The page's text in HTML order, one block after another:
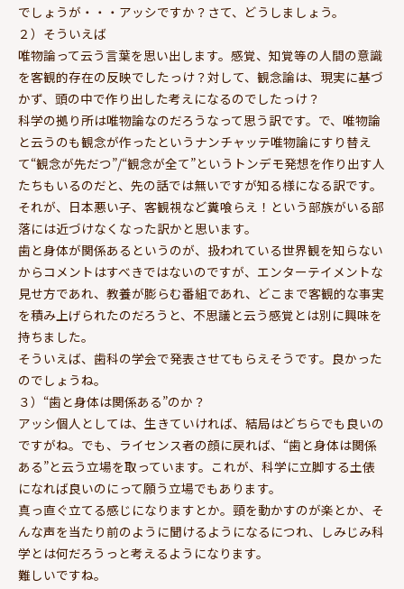
でしょうが・・・アッシですか？さて、どうしましょう。
２）そういえば
唯物論って云う言葉を思い出します。感覚、知覚等の人間の意識
を客観的存在の反映でしたっけ？対して、観念論は、現実に基づ
かず、頭の中で作り出した考えになるのでしたっけ？
科学の拠り所は唯物論なのだろうなって思う訳です。で、唯物論
と云うのも観念が作ったというナンチャッテ唯物論にすり替え
て“観念が先だつ”/“観念が全て”というトンデモ発想を作り出す人
たちもいるのだと、先の話では無いですが知る様になる訳です。
それが、日本悪い子、客観視など糞喰らえ！という部族がいる部
落には近づけなくなった訳かと思います。
歯と身体が関係あるというのが、扱われている世界観を知らない
からコメントはすべきではないのですが、エンターテイメントな
見せ方であれ、教養が膨らむ番組であれ、どこまで客観的な事実
を積み上げられたのだろうと、不思議と云う感覚とは別に興味を
持ちました。
そういえば、歯科の学会で発表させてもらえそうです。良かった
のでしょうね。
３）“歯と身体は関係ある”のか？
アッシ個人としては、生きていければ、結局はどちらでも良いの
ですがね。でも、ライセンス者の顔に戻れば、“歯と身体は関係
ある”と云う立場を取っています。これが、科学に立脚する土俵
になれば良いのにって願う立場でもあります。
真っ直ぐ立てる感じになりますとか。頸を動かすのが楽とか、そ
んな声を当たり前のように聞けるようになるにつれ、しみじみ科
学とは何だろうっと考えるようになります。
難しいですね。